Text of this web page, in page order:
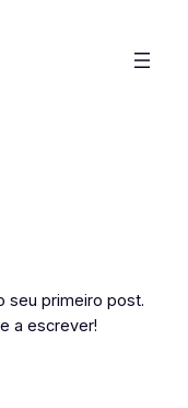
seu primeiro post.
a escrever!